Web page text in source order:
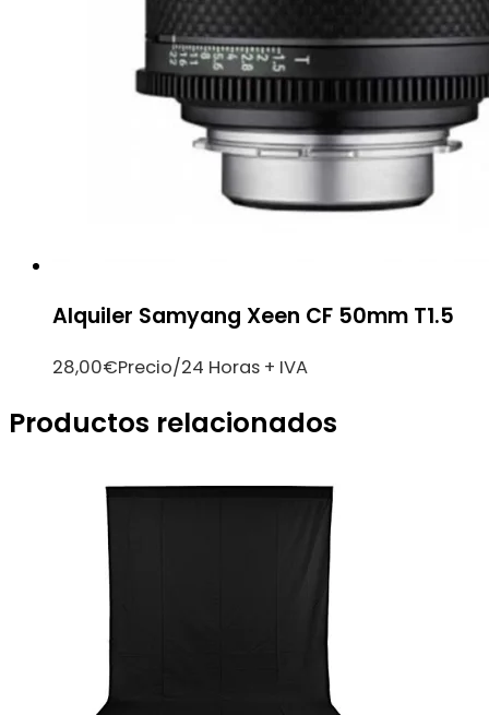
Alquiler Samyang Xeen CF 50mm T1.5
28,00€Precio/24 Horas + IVA
Productos relacionados